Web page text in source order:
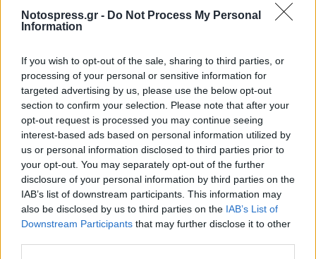
Notospress.gr - Do Not Process My Personal
Information
If you wish to opt-out of the sale, sharing to third parties, or
processing of your personal or sensitive information for
targeted advertising by us, please use the below opt-out
section to confirm your selection. Please note that after your
opt-out request is processed you may continue seeing
interest-based ads based on personal information utilized by
us or personal information disclosed to third parties prior to
your opt-out. You may separately opt-out of the further
disclosure of your personal information by third parties on the
IAB’s list of downstream participants. This information may
also be disclosed by us to third parties on the IAB’s List of
Downstream Participants that may further disclose it to other
27.4.2019, στο Βραχάτι Κορινθίας. Για την
βάρος τριών (3) ημεδαπών, ηλικίας 20, 22 και 28
ετών, αντίστοιχα, για απόπειρα κλοπής.